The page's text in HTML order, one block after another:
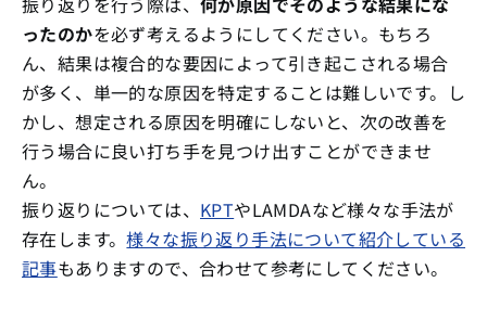
ったのかを必ず考えるようにしてください。もちろ
ん、結果は複合的な要因によって引き起こされる場合
が多く、単一的な原因を特定することは難しいです。し
かし、想定される原因を明確にしないと、次の改善を
行う場合に良い打ち手を見つけ出すことができませ
ん。
振り返りについては、 KPTやLAMDAなど様々な手法が
存在します。様々な振り返り手法について紹介している
記事もありますので、合わせて参考にしてください。